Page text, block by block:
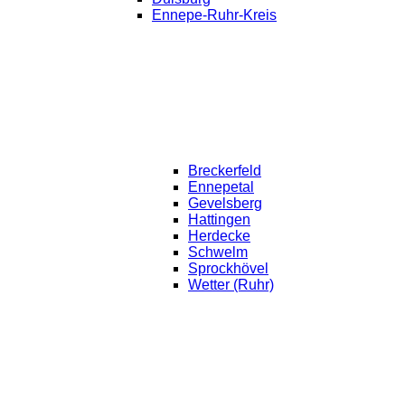
Ennepe-Ruhr-Kreis
Breckerfeld
Ennepetal
Gevelsberg
Hattingen
Herdecke
Schwelm
Sprockhövel
Wetter (Ruhr)